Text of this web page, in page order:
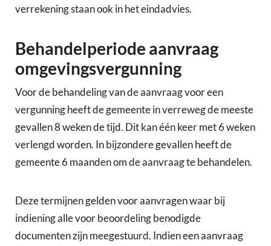
verrekening staan ook in het eindadvies.
Behandelperiode aanvraag
omgevingsvergunning
Voor de behandeling van de aanvraag voor een
vergunning heeft de gemeente in verreweg de meeste
gevallen 8 weken de tijd. Dit kan één keer met 6 weken
verlengd worden. In bijzondere gevallen heeft de
gemeente 6 maanden om de aanvraag te behandelen.
Deze termijnen gelden voor aanvragen waar bij
indiening alle voor beoordeling benodigde
documenten zijn meegestuurd. Indien een aanvraag